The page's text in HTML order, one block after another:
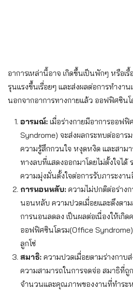
อาการเหล่านี้อาจ เกิดขึ้นเป็นพักๆ หรือเ
รุนแรงขึ้นเรื่อยๆ และส่งผลต่อการทำงา
นอกจากอาการทางกายแล้ว ออฟฟิศซินโ
อารมณ์:เมื่อร่างกายมีอาการออฟฟิ
Syndrome) จะส่งผลกระทบต่ออาร
ความรู้สึกกวนใจ หงุดหงิด และสาม
ทางลบที่แสดงออกมาโดยไม่ตั้งใจได้
ความมุ่งมั่นตั้งใจต่อการรับภาระงา
การนอนหลับ:ความไม่ปกติต่อร่างก
นอนหลับ ความปวดเมื่อยและตึงตา
การนอนลดลง เป็นผลต่อเนื่องให้เกิ
ออฟฟิศซินโดรม(Office
ลูกโซ่
สมาธิ:ความปวดเมื่อยตามร่างกาบ
ความสามารถในการจดจ่อ สมาธิที่
จำนวนและคุณภาพของงานที่ทำระ